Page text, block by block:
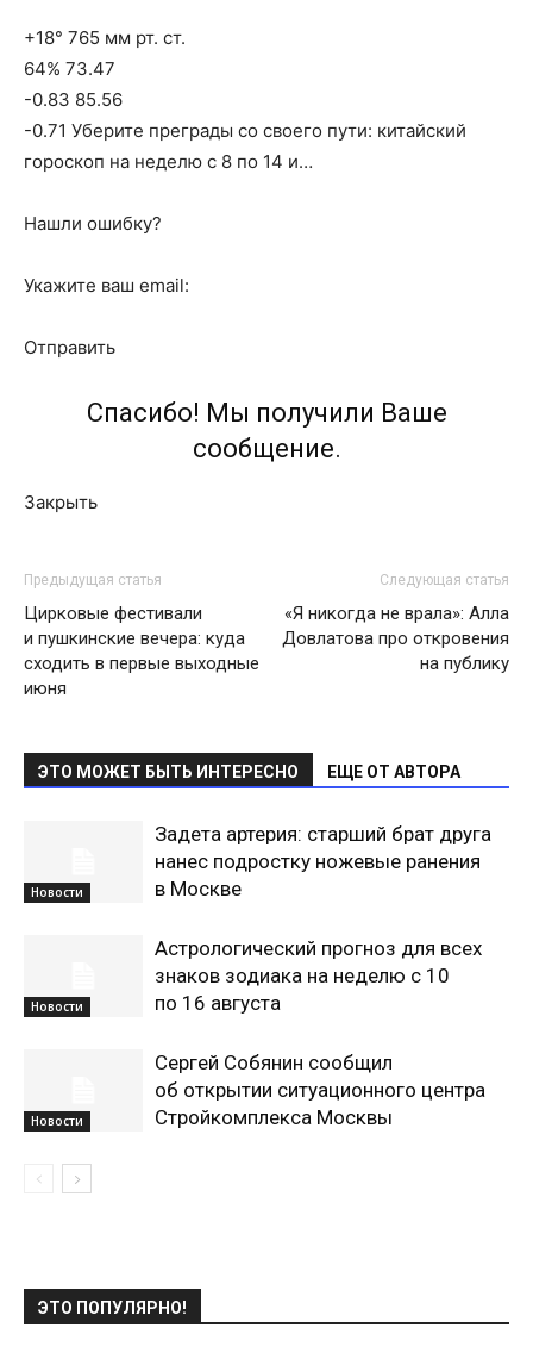
+18° 765 мм рт. ст.
64% 73.47
-0.83 85.56
-0.71 Уберите преграды со своего пути: китайский
гороскоп на неделю с 8 по 14 и…
Нашли ошибку?
Укажите ваш email:
Отправить
Спасибо! Мы получили Ваше
сообщение.
Закрыть
Предыдущая статья
Цирковые фестивали
и пушкинские вечера: куда
сходить в первые выходные
июня
Следующая статья
«Я никогда не врала»: Алла
Довлатова про откровения
на публику
ЭТО МОЖЕТ БЫТЬ ИНТЕРЕСНО ЕЩЕ ОТ АВТОРА
Новости
Задета артерия: старший брат друга
нанес подростку ножевые ранения
в Москве
Новости
Астрологический прогноз для всех
знаков зодиака на неделю с 10
по 16 августа
Новости
Сергей Собянин сообщил
об открытии ситуационного центра
Стройкомплекса Москвы
ЭТО ПОПУЛЯРНО!